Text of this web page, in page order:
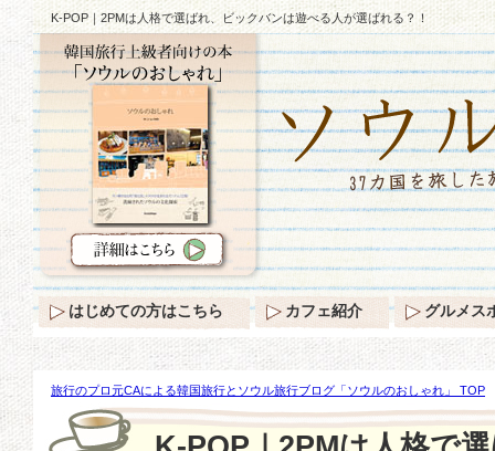
K-POP｜2PMは人格で選ばれ、ビックバンは遊べる人が選ばれる？！
旅行のプロ元CAによる韓国旅行とソウル旅行ブログ「ソウルのおしゃれ」 TOP
る？！
はじめての方はこちら カフェ紹介 グルメス